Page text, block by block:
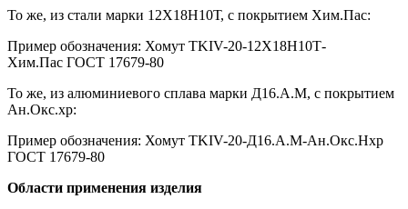
То же, из стали марки 12Х18Н10Т, с покрытием Хим.Пас:
Пример обозначения: Хомут TKIV-20-12Х18Н10Т-
Хим.Пас ГОСТ 17679-80
То же, из алюминиевого сплава марки Д16.А.М, с покрытием
Ан.Окс.хр:
Пример обозначения: Хомут TKIV-20-Д16.А.М-Ан.Окс.Нхр
ГОСТ 17679-80
Области применения изделия